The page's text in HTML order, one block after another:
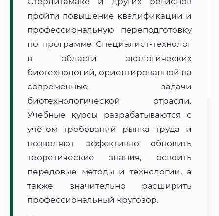
Расчет логистики оригиналов:
• Маршрут транзита:~1 745 км
пройти повышение квалификации и
профессиональную переподготовку
по программе Специалист-технолог
в области экологических
биотехнологий, ориентированной на
современные задачи
биотехнологической отрасли.
Учебные курсы разрабатываются с
учётом требований рынка труда и
позволяют эффективно обновить
теоретические знания, освоить
передовые методы и технологии, а
также значительно расширить
профессиональный кругозор.